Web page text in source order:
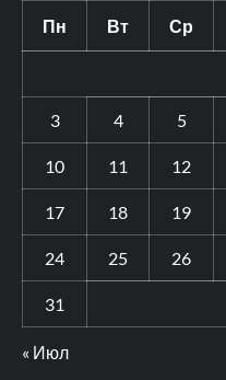
Пн Вт Ср
3 4 5
10 11 12
17 18 19
24 25 26
31
« Июл